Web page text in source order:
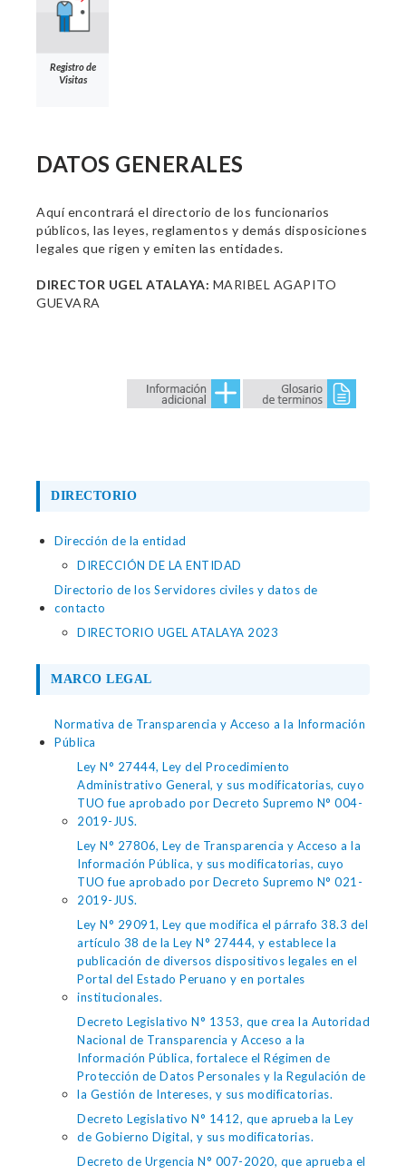
Registro de
Visitas
DATOS GENERALES
Aquí encontrará el directorio de los funcionarios
públicos, las leyes, reglamentos y demás disposiciones
legales que rigen y emiten las entidades.
DIRECTOR UGEL ATALAYA: MARIBEL AGAPITO
GUEVARA
DIRECTORIO
Dirección de la entidad
DIRECCIÓN DE LA ENTIDAD
Directorio de los Servidores civiles y datos de
contacto
DIRECTORIO UGEL ATALAYA 2023
MARCO LEGAL
Normativa de Transparencia y Acceso a la Información
Pública
Ley N° 27444, Ley del Procedimiento
Administrativo General, y sus modificatorias, cuyo
TUO fue aprobado por Decreto Supremo N° 004-
2019-JUS.
Ley N° 27806, Ley de Transparencia y Acceso a la
Información Pública, y sus modificatorias, cuyo
TUO fue aprobado por Decreto Supremo N° 021-
2019-JUS.
Ley N° 29091, Ley que modifica el párrafo 38.3 del
artículo 38 de la Ley N° 27444, y establece la
publicación de diversos dispositivos legales en el
Portal del Estado Peruano y en portales
institucionales.
Decreto Legislativo N° 1353, que crea la Autoridad
Nacional de Transparencia y Acceso a la
Información Pública, fortalece el Régimen de
Protección de Datos Personales y la Regulación de
la Gestión de Intereses, y sus modificatorias.
Decreto Legislativo N° 1412, que aprueba la Ley
de Gobierno Digital, y sus modificatorias.
Decreto de Urgencia N° 007-2020, que aprueba el